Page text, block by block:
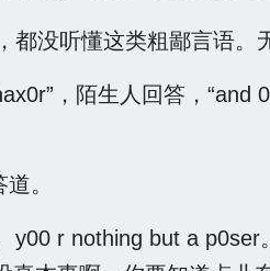
都没听懂这类粗鄙言语。
，陌生人回答，“and
。
y00 r nothing but a